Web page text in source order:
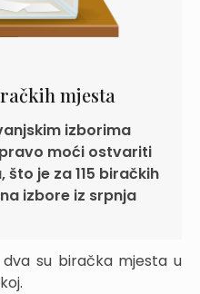
mjesta
izborima
moći ostvariti
je za 115 biračkih
izbore iz srpnja
dva su biračka mjesta u